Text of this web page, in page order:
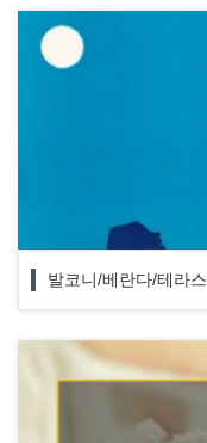
발코니/베란다/테라스